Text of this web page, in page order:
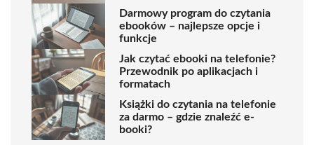
Darmowy program do czytania
ebooków – najlepsze opcje i
funkcje
Jak czytać ebooki na telefonie?
Przewodnik po aplikacjach i
formatach
Książki do czytania na telefonie
za darmo – gdzie znaleźć e-
booki?